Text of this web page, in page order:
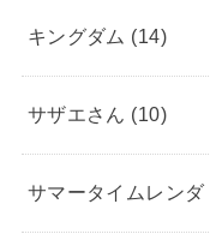
キングダム (14)
サザエさん (10)
サマータイムレンダ